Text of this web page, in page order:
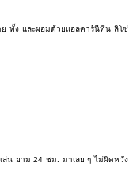
ย ทั้ง และผอมด้วยแอลคาร์นีทีน ลิโซ่
ล่น ยาม 24 ชม. มาเลย ๆ ไม่ผิดหวัง